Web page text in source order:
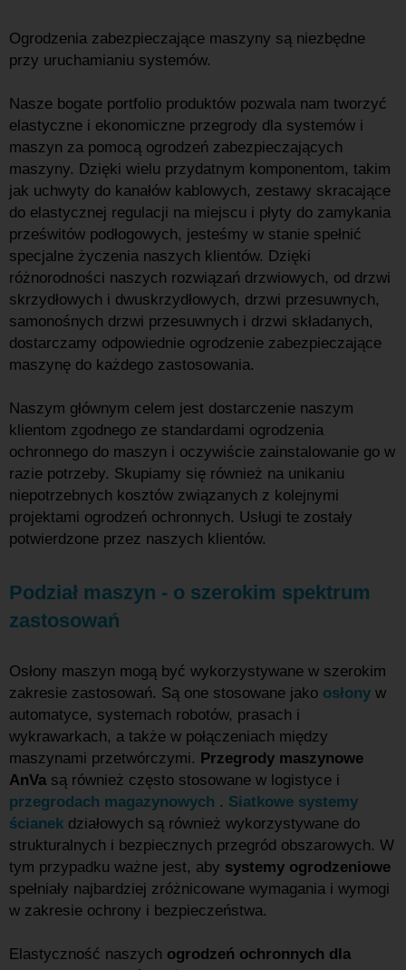
Ogrodzenia zabezpieczające maszyny są niezbędne
przy uruchamianiu systemów.
Nasze bogate portfolio produktów pozwala nam tworzyć
elastyczne i ekonomiczne przegrody dla systemów i
maszyn za pomocą ogrodzeń zabezpieczających
maszyny. Dzięki wielu przydatnym komponentom, takim
jak uchwyty do kanałów kablowych, zestawy skracające
do elastycznej regulacji na miejscu i płyty do zamykania
prześwitów podłogowych, jesteśmy w stanie spełnić
specjalne życzenia naszych klientów. Dzięki
różnorodności naszych rozwiązań drzwiowych, od drzwi
skrzydłowych i dwuskrzydłowych, drzwi przesuwnych,
samonośnych drzwi przesuwnych i drzwi składanych,
dostarczamy odpowiednie ogrodzenie zabezpieczające
maszynę do każdego zastosowania.
Naszym głównym celem jest dostarczenie naszym
klientom zgodnego ze standardami ogrodzenia
ochronnego do maszyn i oczywiście zainstalowanie go w
razie potrzeby. Skupiamy się również na unikaniu
niepotrzebnych kosztów związanych z kolejnymi
projektami ogrodzeń ochronnych. Usługi te zostały
potwierdzone przez naszych klientów.
Podział maszyn - o szerokim spektrum
zastosowań
Osłony maszyn mogą być wykorzystywane w szerokim
zakresie zastosowań. Są one stosowane jako osłony w
automatyce, systemach robotów, prasach i
wykrawarkach, a także w połączeniach między
maszynami przetwórczymi. Przegrody maszynowe
AnVa są również często stosowane w logistyce i
przegrodach magazynowych . Siatkowe systemy
ścianek działowych są również wykorzystywane do
strukturalnych i bezpiecznych przegród obszarowych. W
tym przypadku ważne jest, aby systemy ogrodzeniowe
spełniały najbardziej zróżnicowane wymagania i wymogi
w zakresie ochrony i bezpieczeństwa.
Elastyczność naszych ogrodzeń ochronnych dla